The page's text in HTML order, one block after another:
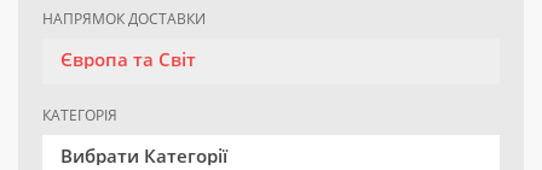
НАПРЯМОК ДОСТАВКИ
Європа та Світ
КАТЕГОРІЯ
Вибрати Категорії